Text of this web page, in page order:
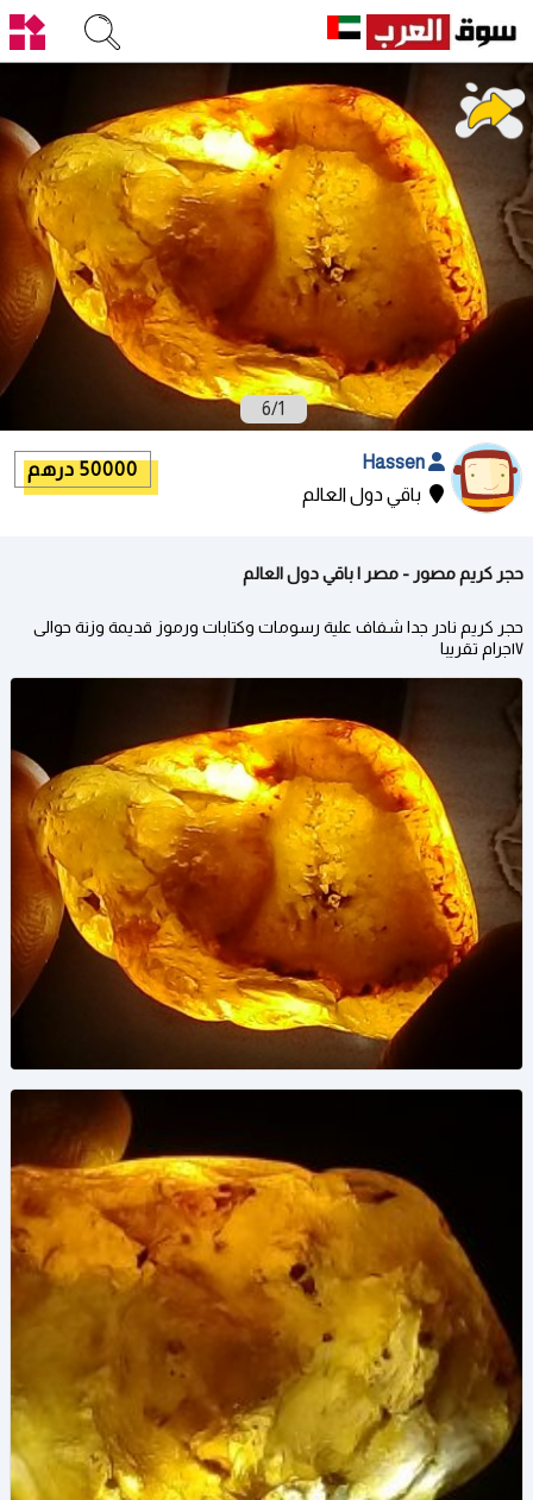
1
/
6
باقي دول العالم
50000 درهم
حجر كريم مصور - مصر | باقي دول العالم
حجر كريم نادر جدا شفاف علية رسومات وكتابات ورموز قديمة وزنة حوالى
١٧جرام تقريبا